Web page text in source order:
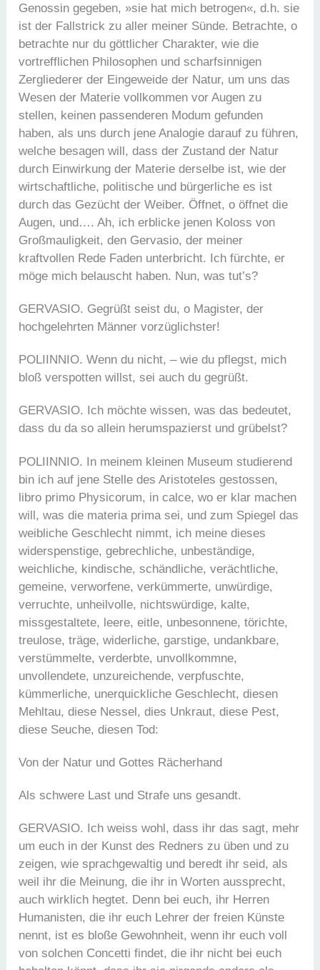
Genossin gegeben, »sie hat mich betrogen«, d.h. sie
ist der Fallstrick zu aller meiner Sünde. Betrachte, o
betrachte nur du göttlicher Charakter, wie die
vortrefflichen Philosophen und scharfsinnigen
Zergliederer der Eingeweide der Natur, um uns das
Wesen der Materie vollkommen vor Augen zu
stellen, keinen passenderen Modum gefunden
haben, als uns durch jene Analogie darauf zu führen,
welche besagen will, dass der Zustand der Natur
durch Einwirkung der Materie derselbe ist, wie der
wirtschaftliche, politische und bürgerliche es ist
durch das Gezücht der Weiber. Öffnet, o öffnet die
Augen, und…. Ah, ich erblicke jenen Koloss von
Großmauligkeit, den Gervasio, der meiner
kraftvollen Rede Faden unterbricht. Ich fürchte, er
möge mich belauscht haben. Nun, was tut’s?
GERVASIO. Gegrüßt seist du, o Magister, der
hochgelehrten Männer vorzüglichster!
POLIINNIO. Wenn du nicht, – wie du pflegst, mich
bloß verspotten willst, sei auch du gegrüßt.
GERVASIO. Ich möchte wissen, was das bedeutet,
dass du da so allein herumspazierst und grübelst?
POLIINNIO. In meinem kleinen Museum studierend
bin ich auf jene Stelle des Aristoteles gestossen,
libro primo Physicorum, in calce, wo er klar machen
will, was die materia prima sei, und zum Spiegel das
weibliche Geschlecht nimmt, ich meine dieses
widerspenstige, gebrechliche, unbeständige,
weichliche, kindische, schändliche, verächtliche,
gemeine, verworfene, verkümmerte, unwürdige,
verruchte, unheilvolle, nichtswürdige, kalte,
missgestaltete, leere, eitle, unbesonnene, törichte,
treulose, träge, widerliche, garstige, undankbare,
verstümmelte, verderbte, unvollkommne,
unvollendete, unzureichende, verpfuschte,
kümmerliche, unerquickliche Geschlecht, diesen
Mehltau, diese Nessel, dies Unkraut, diese Pest,
diese Seuche, diesen Tod:
Von der Natur und Gottes Rächerhand
Als schwere Last und Strafe uns gesandt.
GERVASIO. Ich weiss wohl, dass ihr das sagt, mehr
um euch in der Kunst des Redners zu üben und zu
zeigen, wie sprachgewaltig und beredt ihr seid, als
weil ihr die Meinung, die ihr in Worten aussprecht,
auch wirklich hegtet. Denn bei euch, ihr Herren
Humanisten, die ihr euch Lehrer der freien Künste
nennt, ist es bloße Gewohnheit, wenn ihr euch voll
von solchen Concetti findet, die ihr nicht bei euch